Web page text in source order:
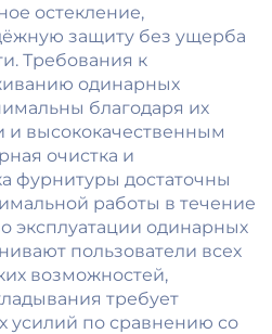
остекление,
защиту без ущерба
Требования к
одинарных
благодаря их
и высококачественным
очистка и
фурнитуры достаточны
работы в течение
эксплуатации одинарных
пользователи всех
возможностей,
требует
усилий по сравнению со